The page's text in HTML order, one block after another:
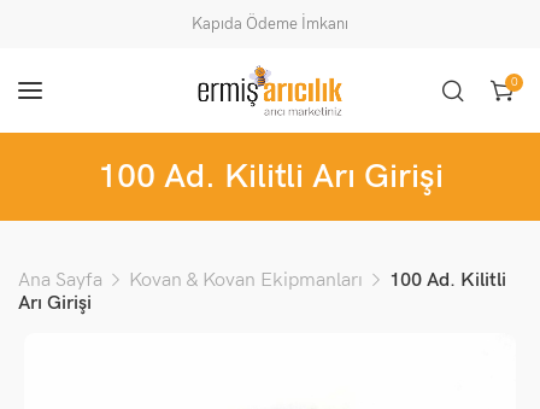
Kapıda Ödeme İmkanı
0
100 Ad. Kilitli Arı Girişi
Ana Sayfa Kovan & Kovan Ekipmanları
100 Ad. Kilitli
Arı Girişi